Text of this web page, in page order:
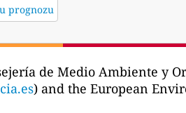
prognozu
de Medio Ambiente y
) and the European